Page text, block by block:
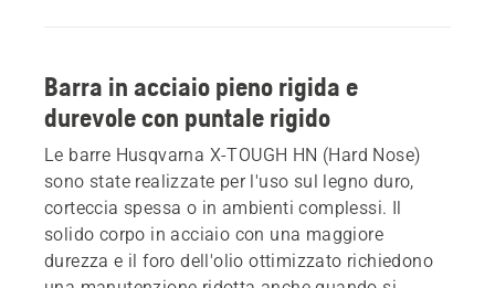
Barra in acciaio pieno rigida e
durevole con puntale rigido
Le barre Husqvarna X-TOUGH HN (Hard Nose)
sono state realizzate per l'uso sul legno duro,
corteccia spessa o in ambienti complessi. Il
solido corpo in acciaio con una maggiore
durezza e il foro dell'olio ottimizzato richiedono